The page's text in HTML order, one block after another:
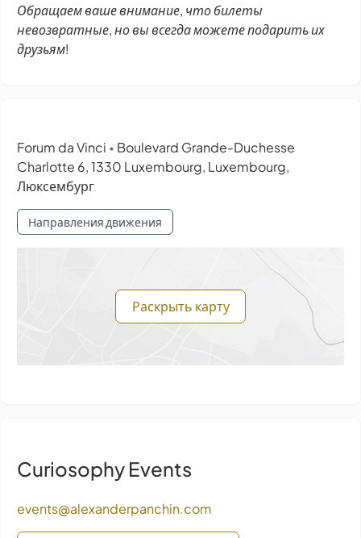
Обращаем ваше внимание, что билеты
невозвратные, но вы всегда можете подарить их
друзьям!
Forum da Vinci • Boulevard Grande-Duchesse
Charlotte 6, 1330 Luxembourg, Luxembourg,
Люксембург
Направления движения
Раскрыть карту
Curiosophy Events
events@alexanderpanchin.com